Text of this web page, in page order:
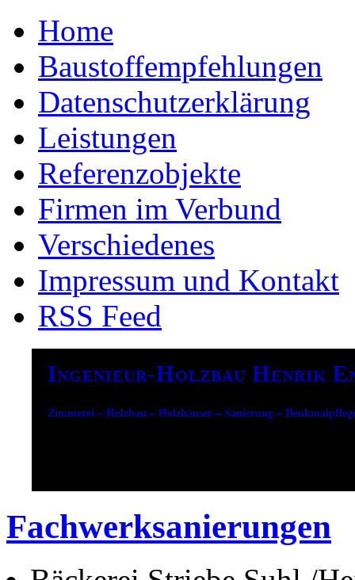
Home
Baustoffempfehlungen
Datenschutzerklärung
Leistungen
Referenzobjekte
Firmen im Verbund
Verschiedenes
Impressum und Kontakt
RSS Feed
Ingenieur-Holzbau Henrik
Zimmerei – Holzbau – Holzhäuser – Sanierung –
Fachwerksanierungen